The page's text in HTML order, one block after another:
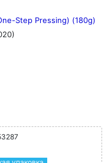
Step Pressing) (180g)